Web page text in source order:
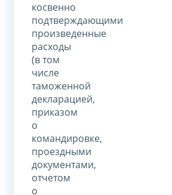
косвенно
подтверждающими
произведенные
расходы
(в том
числе
таможенной
декларацией,
приказом
о
командировке,
проездными
документами,
отчетом
о